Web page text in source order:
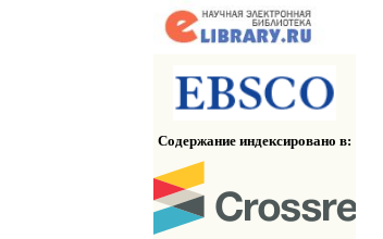
Содержание индексировано в: